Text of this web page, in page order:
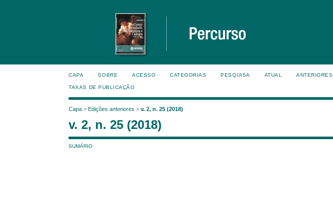
CAPA SOBRE ACESSO CATEGORIAS PESQUISA ATUAL ANTERIORES
TAXAS DE PUBLICAÇÃO
Capa >Edições anteriores >v. 2, n. 25 (2018)
v. 2, n. 25 (2018)
SUMÁRIO